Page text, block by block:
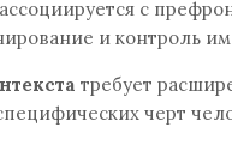
ассоциируется с
и контроль
требует
черт